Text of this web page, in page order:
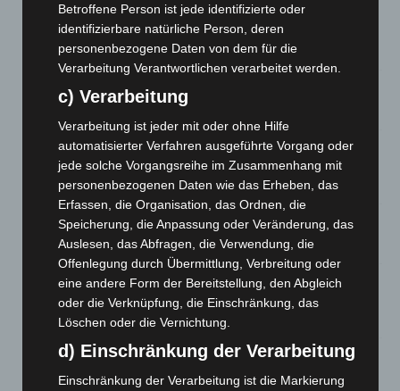
Mann läuft mit Hockeyschläger über A7 – Polizei sucht
Zeugen
5. August 2026
Celle: Mensch stirbt bei Bagger-Unfall auf Baustelle
Gasleitung bei McDonald’s-Umbau in Langenhagen
beschädigt
5. August 2026
Anklage nach Abschaltung von „Archetyp Market“ erhoben
3. August 2026
Hannover: Polizei stoppt 166 Trunkenheitsfahrten bei
Großkontrolle
2. August 2026
Hannover Klassik Open Air 2026: Französische Oper im
Maschpark
Betroffene Person ist jede identifizierte oder
identifizierbare natürliche Person, deren
personenbezogene Daten von dem für die
Verarbeitung Verantwortlichen verarbeitet werden.
c) Verarbeitung
Verarbeitung ist jeder mit oder ohne Hilfe
automatisierter Verfahren ausgeführte Vorgang oder
jede solche Vorgangsreihe im Zusammenhang mit
personenbezogenen Daten wie das Erheben, das
Erfassen, die Organisation, das Ordnen, die
Speicherung, die Anpassung oder Veränderung, das
Auslesen, das Abfragen, die Verwendung, die
Offenlegung durch Übermittlung, Verbreitung oder
eine andere Form der Bereitstellung, den Abgleich
oder die Verknüpfung, die Einschränkung, das
Löschen oder die Vernichtung.
d) Einschränkung der Verarbeitung
Einschränkung der Verarbeitung ist die Markierung